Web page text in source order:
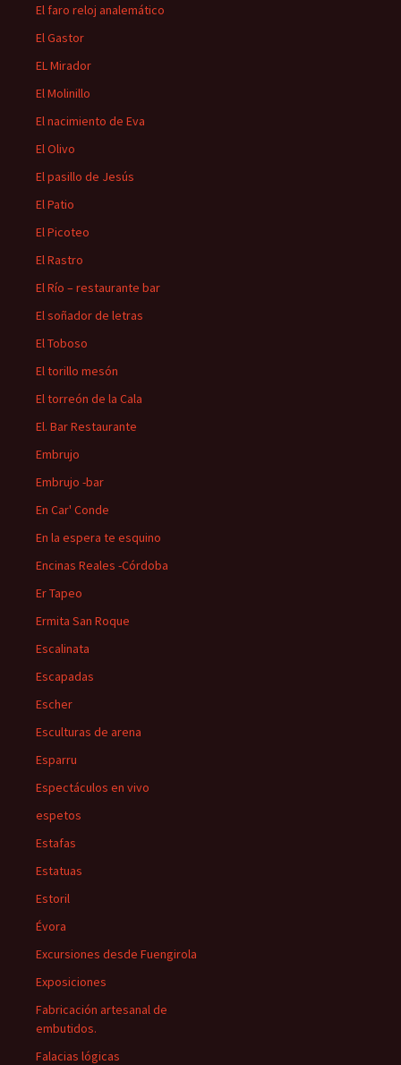
El faro reloj analemático
El Gastor
EL Mirador
El Molinillo
El nacimiento de Eva
El Olivo
El pasillo de Jesús
El Patio
El Picoteo
El Rastro
El Río – restaurante bar
El soñador de letras
El Toboso
El torillo mesón
El torreón de la Cala
El. Bar Restaurante
Embrujo
Embrujo -bar
En Car' Conde
En la espera te esquino
Encinas Reales -Córdoba
Er Tapeo
Ermita San Roque
Escalinata
Escapadas
Escher
Esculturas de arena
Esparru
Espectáculos en vivo
espetos
Estafas
Estatuas
Estoril
Évora
Excursiones desde Fuengirola
Exposiciones
Fabricación artesanal de
embutidos.
Falacias lógicas